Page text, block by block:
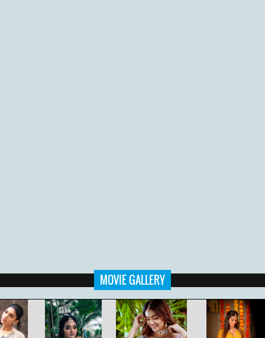
MOVIE GALLERY